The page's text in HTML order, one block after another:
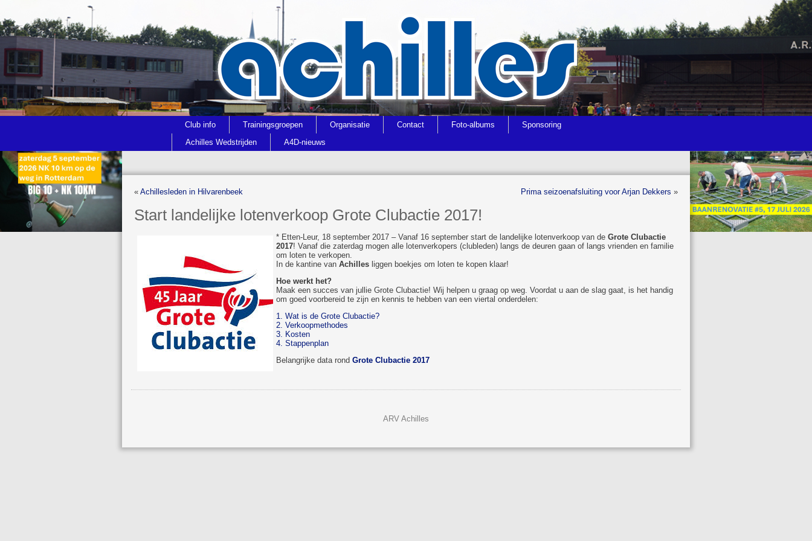
Club info Trainingsgroepen Organisatie Contact Foto-albums
Sponsoring
Achilles Wedstrijden
A4D-nieuws
« Achillesleden in Hilvarenbeek Prima seizoenafsluiting voor Arjan Dekkers »
Start landelijke lotenverkoop Grote Clubactie 2017!
* Etten-Leur, 18 september 2017 – Vanaf 16 september start de landelijke lotenverkoop van de Grote Clubactie
2017! Vanaf die zaterdag mogen alle lotenverkopers (clubleden) langs de deuren gaan of langs vrienden en familie
om loten te verkopen.
In de kantine van Achillesliggen boekjes om loten te kopen klaar!
Hoe werkt het?
Maak een succes van jullie Grote Clubactie! Wij helpen u graag op weg. Voordat u aan de slag gaat, is het handig
om goed voorbereid te zijn en kennis te hebben van een viertal onderdelen:
1. Wat is de Grote Clubactie?
2. Verkoopmethodes
3. Kosten
4. Stappenplan
Belangrijke data rond Grote Clubactie 2017
ARV Achilles